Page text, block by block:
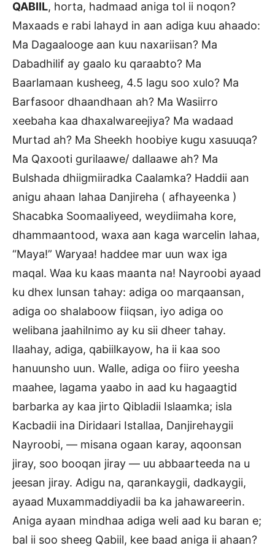
QABIIL, horta, hadmaad aniga tol ii noqon?
Maxaads e rabi lahayd in aan adiga kuu ahaado:
Ma Dagaalooge aan kuu naxariisan? Ma
Dabadhilif ay gaalo ku qaraabto? Ma
Baarlamaan kusheeg, 4.5 lagu soo xulo? Ma
Barfasoor dhaandhaan ah? Ma Wasiirro
xeebaha kaa dhaxalwareejiya? Ma wadaad
Murtad ah? Ma Sheekh hoobiye kugu xasuuqa?
Ma Qaxooti gurilaawe/ dallaawe ah? Ma
Bulshada dhiigmiiradka Caalamka? Haddii aan
anigu ahaan lahaa Danjireha ( afhayeenka )
Shacabka Soomaaliyeed, weydiimaha kore,
dhammaantood, waxa aan kaga warcelin lahaa,
“Maya!” Waryaa! haddee mar uun wax iga
maqal. Waa ku kaas maanta na! Nayroobi ayaad
ku dhex lunsan tahay: adiga oo marqaansan,
adiga oo shalaboow fiiqsan, iyo adiga oo
welibana jaahilnimo ay ku sii dheer tahay.
Ilaahay, adiga, qabiilkayow, ha ii kaa soo
hanuunsho uun. Walle, adiga oo fiiro yeesha
maahee, lagama yaabo in aad ku hagaagtid
barbarka ay kaa jirto Qibladii Islaamka; isla
Kacbadii ina Diridaari Istallaa, Danjirehaygii
Nayroobi, — misana ogaan karay, aqoonsan
jiray, soo booqan jiray — uu abbaarteeda na u
jeesan jiray. Adigu na, qarankaygii, dadkaygii,
ayaad Muxammaddiyadii ba ka jahawareerin.
Aniga ayaan mindhaa adiga weli aad ku baran e;
bal ii soo sheeg Qabiil, kee baad aniga ii ahaan?